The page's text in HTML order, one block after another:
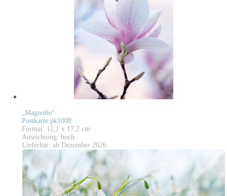
„Magnolie“
Postkarte pk1008
Format: 12,1 x 17,2 cm
Ausrichtung: hoch
Lieferbar: ab Dezember 2026